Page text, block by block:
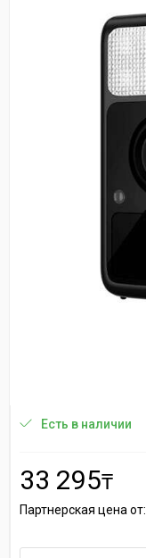
Есть в наличии
33 295₸
Партнерская цена от: